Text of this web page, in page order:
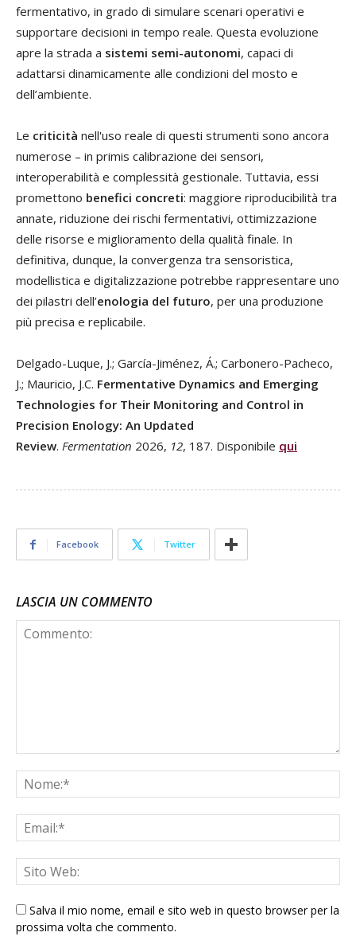
fermentativo, in grado di simulare scenari operativi e
supportare decisioni in tempo reale. Questa evoluzione
apre la strada a sistemi semi-autonomi, capaci di
adattarsi dinamicamente alle condizioni del mosto e
dell’ambiente.
Le criticità nell'uso reale di questi strumenti sono ancora
numerose – in primis calibrazione dei sensori,
interoperabilità e complessità gestionale. Tuttavia, essi
promettono benefici concreti: maggiore riproducibilità tra
annate, riduzione dei rischi fermentativi, ottimizzazione
delle risorse e miglioramento della qualità finale. In
definitiva, dunque, la convergenza tra sensoristica,
modellistica e digitalizzazione potrebbe rappresentare uno
dei pilastri dell’enologia del futuro, per una produzione
più precisa e replicabile.
Delgado-Luque, J.; García-Jiménez, Á.; Carbonero-Pacheco,
J.; Mauricio, J.C. Fermentative Dynamics and Emerging
Technologies for Their Monitoring and Control in
Precision Enology: An Updated
Review. Fermentation 2026, 12, 187. Disponibile qui
Facebook Twitter
LASCIA UN COMMENTO
Salva il mio nome, email e sito web in questo browser per la
prossima volta che commento.